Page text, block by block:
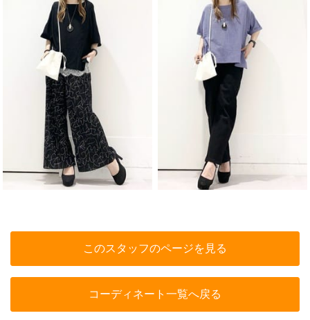
このスタッフのページを見る
コーディネート一覧へ戻る